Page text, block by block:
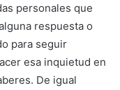
personales que
respuesta o
para seguir
esa inquietud en
De igual